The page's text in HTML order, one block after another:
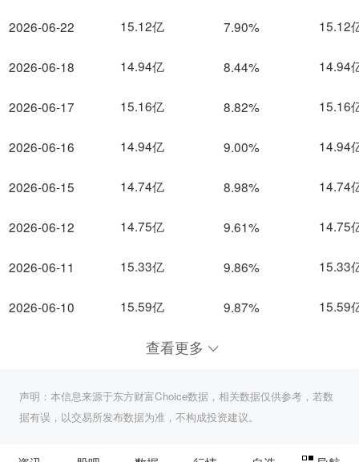
2026-06-22
2026-06-18
2026-06-17
2026-06-16
2026-06-15
2026-06-12
2026-06-11
2026-06-10
15.12亿 7.90% 15.12
14.94亿 8.44% 14.94
15.16亿 8.82% 15.16
14.94亿 9.00% 14.94
14.74亿 8.98% 14.74
14.75亿 9.61% 14.75
15.33亿 9.86% 15.33
15.59亿 9.87% 15.59
查看更多
声明：本信息来源于东方财富Choice数据，相关数据仅供参考，若数
据有误，以交易所发布数据为准，不构成投资建议。